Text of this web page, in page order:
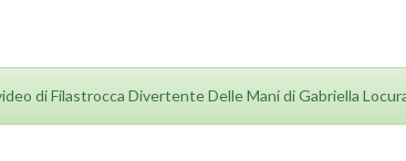
di Filastrocca Divertente Delle Mani di Gabriella